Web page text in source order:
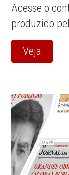
Acesse o
produzido
Veja